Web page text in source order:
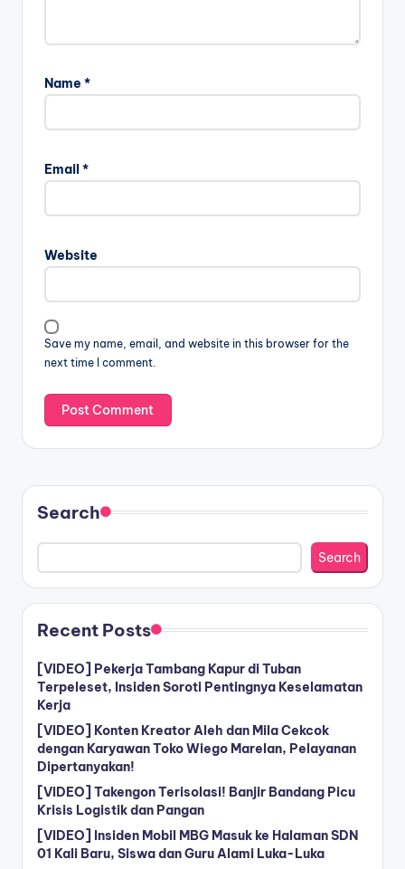
Name *
Email *
Website
Save my name, email, and website in this browser for the
next time I comment.
Search
Search
Recent Posts
[VIDEO] Pekerja Tambang Kapur di Tuban
Terpeleset, Insiden Soroti Pentingnya Keselamatan
Kerja
[VIDEO] Konten Kreator Aleh dan Mila Cekcok
dengan Karyawan Toko Wiego Marelan, Pelayanan
Dipertanyakan!
[VIDEO] Takengon Terisolasi! Banjir Bandang Picu
Krisis Logistik dan Pangan
[VIDEO] Insiden Mobil MBG Masuk ke Halaman SDN
01 Kali Baru, Siswa dan Guru Alami Luka-Luka